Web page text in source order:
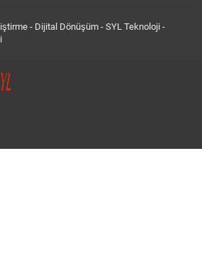
- Dijital Dönüşüm - SYL Teknoloji -